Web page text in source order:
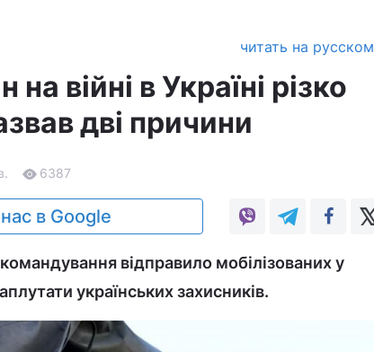
читать на русском
війні в Україні різко
дві причини
6387
в Google
відправило мобілізованих у
українських захисників.